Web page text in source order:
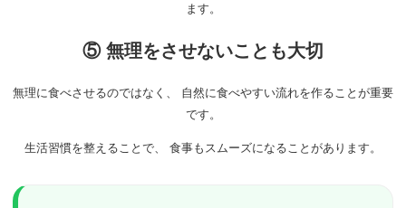
ます。
⑤ 無理をさせないことも大切
無理に食べさせるのではなく、 自然に食べやすい流れを作ることが重要
です。
生活習慣を整えることで、 食事もスムーズになることがあります。